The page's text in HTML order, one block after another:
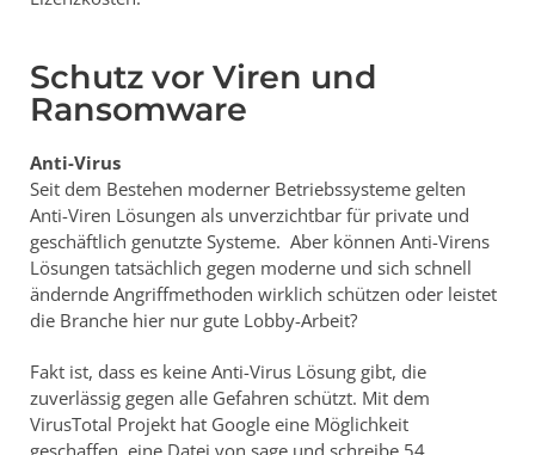
Schutz vor Viren und
Ransomware
Anti-Virus
Seit dem Bestehen moderner Betriebssysteme gelten
Anti-Viren Lösungen als unverzichtbar für private und
geschäftlich genutzte Systeme. Aber können Anti-Virens
Lösungen tatsächlich gegen moderne und sich schnell
ändernde Angriffmethoden wirklich schützen oder leistet
die Branche hier nur gute Lobby-Arbeit?
Fakt ist, dass es keine Anti-Virus Lösung gibt, die
zuverlässig gegen alle Gefahren schützt. Mit dem
VirusTotal Projekt hat Google eine Möglichkeit
geschaffen, eine Datei von sage und schreibe 54